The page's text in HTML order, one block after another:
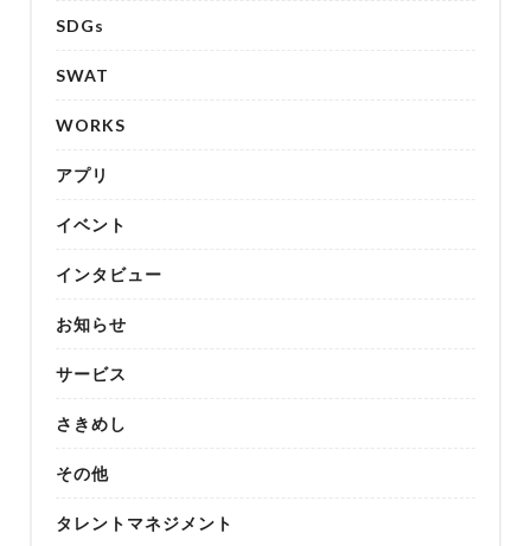
SDGs
SWAT
WORKS
アプリ
イベント
インタビュー
お知らせ
サービス
さきめし
その他
タレントマネジメント